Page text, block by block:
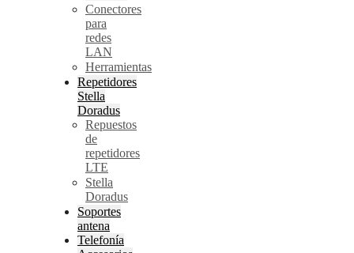
Conectores
para
redes
LAN
Herramientas
Repetidores
Stella
Doradus
Repuestos
de
repetidores
LTE
Stella
Doradus
Soportes
antena
Telefonía